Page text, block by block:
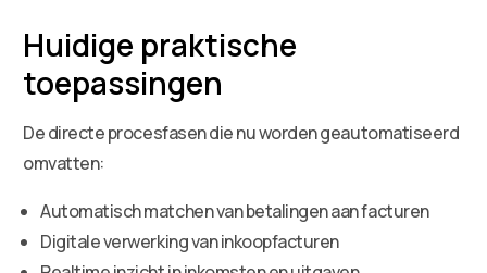
Huidige praktische
toepassingen
De directe procesfasen die nu worden geautomatiseerd
omvatten:
Automatisch matchen van betalingen aan facturen
Digitale verwerking van inkoopfacturen